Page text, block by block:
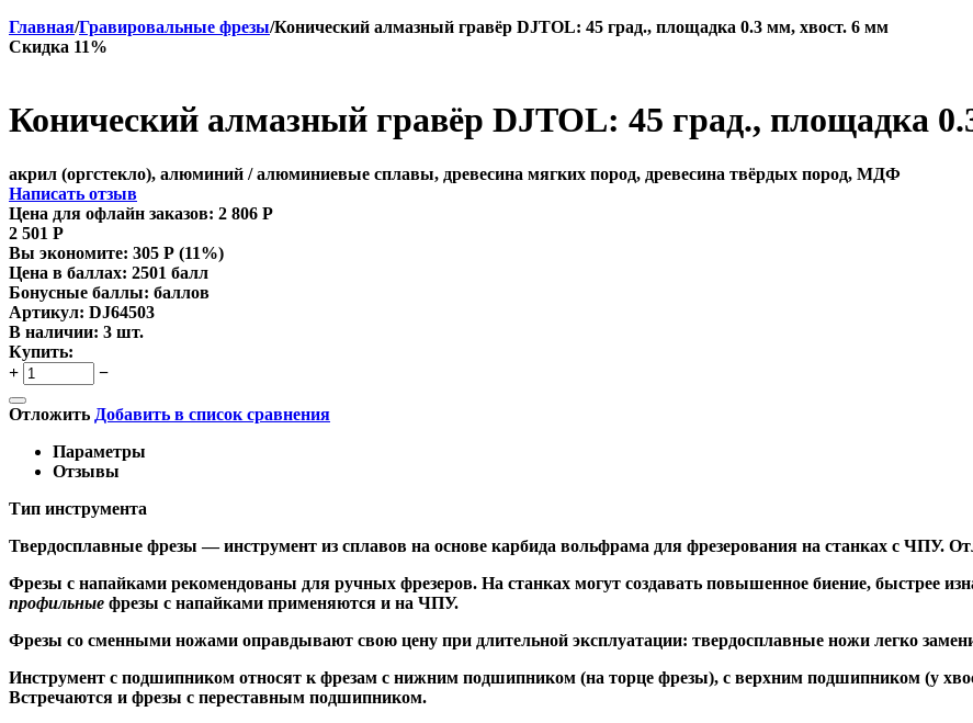
Главная/Гравировальные фрезы/Конический алмазный гравёр DJTOL: 45 град., площадка 0.3 мм, хвост. 6 мм
Скидка 11%
Конический алмазный гравёр DJTOL: 45 град., площадка
акрил (оргстекло), алюминий / алюминиевые сплавы, древесина мягких пород, древесина твёрдых пород, МДФ
Написать отзыв
Цена для офлайн заказов: 2 806 Р
2 501 Р
Вы экономите: 305 Р (11%)
Цена в баллах: 2501 балл
Бонусные баллы: баллов
Артикул: DJ64503
В наличии: 3 шт.
Купить:
+
−
Отложить Добавить в список сравнения
Параметры
Отзывы
Тип инструмента
Твердосплавные фрезы — инструмент из сплавов на основе карбида вольфрама для фрезерования на станках с ЧПУ.
Фрезы с напайками рекомендованы для ручных фрезеров. На станках могут создавать повышенное биение, быстрее
профильные фрезы с напайками применяются и на ЧПУ.
Фрезы со сменными ножами оправдывают свою цену при длительной эксплуатации: твердосплавные ножи легко
Инструмент с подшипником относят к фрезам с нижним подшипником (на торце фрезы), с верхним подшипником (у
Встречаются и фрезы с переставным подшипником.